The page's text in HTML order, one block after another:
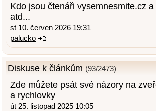
Kdo jsou čtenáři vysemnesmite.cz
atd...
st 10. červen 2026 19:31
palucko
Diskuse k článkům (93/2473)
Zde můžete psát své názory na
a rychlovky
út 25. listopad 2025 10:05